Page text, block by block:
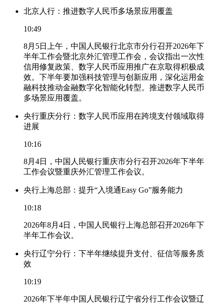
北京人行：推进数字人民币多场景应用覆盖
10:49
8月5日上午，中国人民银行北京市分行召开2026年下
半年工作会暨北京外汇管理工作会，会议指出一次性
信用修复政策、数字人民币应用推广在京取得积极成
效。下半年要加强科技管理与创新应用，深化运用金
融科技推动金融数字化智能化转型。推进数字人民币
多场景应用覆盖。
央行重庆分行：数字人民币应用在跨境支付领域取得
进展
10:16
8月4日，中国人民银行重庆市分行召开2026年下半年
工作会议暨重庆外汇管理工作会议。
央行上海总部：提升“入境通Easy Go”服务能力
10:18
2026年8月4日，中国人民银行上海总部召开2026年下
半年工作会议。
央行辽宁分行：下半年继续提升支付、征信等服务质
效
10:19
2026年下半年中国人民银行辽宁省分行工作会议暨辽